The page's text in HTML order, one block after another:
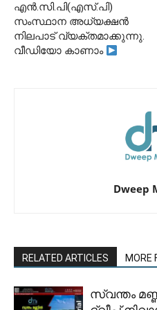
എൻ.സി.പി(എസ്.പി)
സംസ്ഥാന അധ്യക്ഷൻ
നിലപാട് വ്യക്തമാക്കുന്നു.
വീഡിയോ കാണാം
Dweep
RELATED ARTICLES MORE
സ്വന്തം